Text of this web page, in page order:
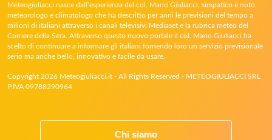
Meteogiuliacci nasce dall’esperienza del col. Mario Giuliacci, simpatico e noto
meteorologo e climatologo che ha descritto per anni le previsioni del tempo a
milioni di italiani attraverso i canali televisivi Mediaset e la rubrica meteo del
Corriere della Sera. Attraverso questo nuovo portale il col. Mario Giuliacci ha
scelto di continuare a informare gli italiani fornendo loro un servizio previsionale
serio ma anche bello, innovativo e facile da usare.
Copyright 2026 Meteogiuliacci.it - All Rights Reserved - METEOGIULIACCI SRL
P.IVA 09788290964
Chi siamo